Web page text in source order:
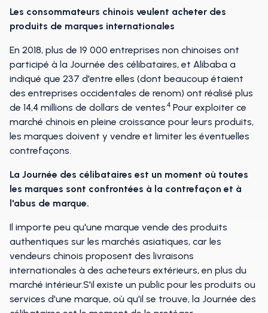
Les consommateurs chinois veulent acheter des
produits de marques internationales
En 2018, plus de 19 000 entreprises non chinoises ont
participé à la Journée des célibataires, et Alibaba a
indiqué que 237 d'entre elles (dont beaucoup étaient
des entreprises occidentales de renom) ont réalisé plus
de 14,4 millions de dollars de ventes.4 Pour exploiter ce
marché chinois en pleine croissance pour leurs produits,
les marques doivent y vendre et limiter les éventuelles
contrefaçons.
La Journée des célibataires est un moment où toutes
les marques sont confrontées à la contrefaçon et à
l'abus de marque.
Il importe peu qu'une marque vende des produits
authentiques sur les marchés asiatiques, car les
vendeurs chinois proposent des livraisons
internationales à des acheteurs extérieurs, en plus du
marché intérieur.S'il existe un public pour les produits ou
services d'une marque, où qu'il se trouve, la Journée des